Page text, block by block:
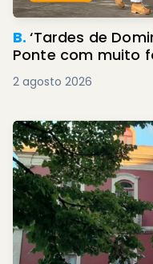
B.‘Tardes de
Ponte com muito
2 agosto 2026